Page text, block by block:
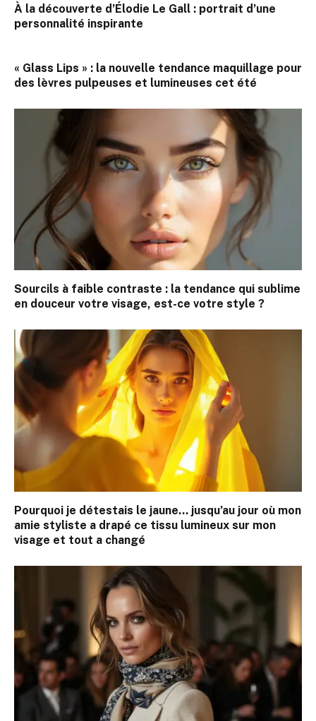
À la découverte d’Élodie Le Gall : portrait d’une
personnalité inspirante
« Glass Lips » : la nouvelle tendance maquillage pour
des lèvres pulpeuses et lumineuses cet été
Sourcils à faible contraste : la tendance qui sublime
en douceur votre visage, est-ce votre style ?
Pourquoi je détestais le jaune… jusqu’au jour où mon
amie styliste a drapé ce tissu lumineux sur mon
visage et tout a changé